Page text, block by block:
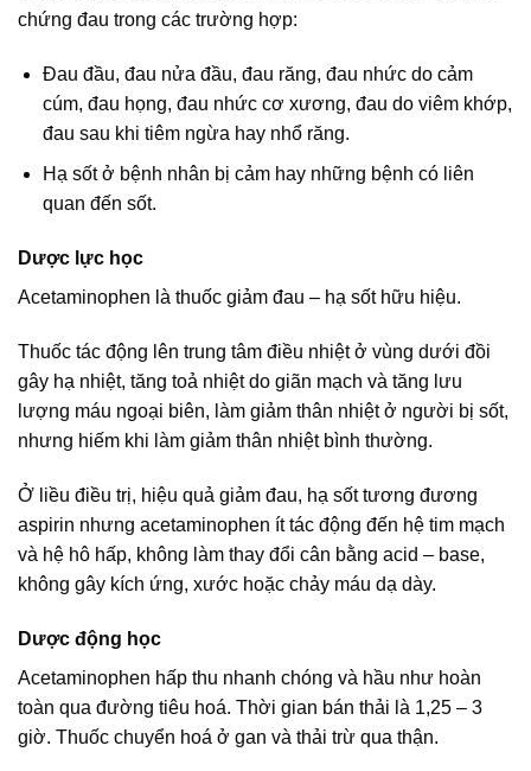
chứng đau trong các trường hợp:
Đau đầu, đau nửa đầu, đau răng, đau nhức do cảm
cúm, đau họng, đau nhức cơ xương, đau do viêm khớp,
đau sau khi tiêm ngừa hay nhổ răng.
Hạ sốt ở bệnh nhân bị cảm hay những bệnh có liên
quan đến sốt.
Dược lực học
Acetaminophen là thuốc giảm đau – hạ sốt hữu hiệu.
Thuốc tác động lên trung tâm điều nhiệt ở vùng dưới đồi
gây hạ nhiệt, tăng toả nhiệt do giãn mạch và tăng lưu
lượng máu ngoại biên, làm giảm thân nhiệt ở người bị sốt,
nhưng hiếm khi làm giảm thân nhiệt bình thường.
Ở liều điều trị, hiệu quả giảm đau, hạ sốt tương đương
aspirin nhưng acetaminophen ít tác động đến hệ tim mạch
và hệ hô hấp, không làm thay đổi cân bằng acid – base,
không gây kích ứng, xước hoặc chảy máu dạ dày.
Dược động học
Acetaminophen hấp thu nhanh chóng và hầu như hoàn
toàn qua đường tiêu hoá. Thời gian bán thải là 1,25 – 3
giờ. Thuốc chuyển hoá ở gan và thải trừ qua thận.